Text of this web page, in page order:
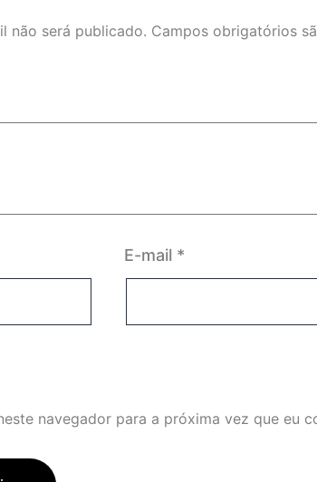
não será publicado. Campos obrigatórios
E-mail *
navegador para a próxima vez que eu